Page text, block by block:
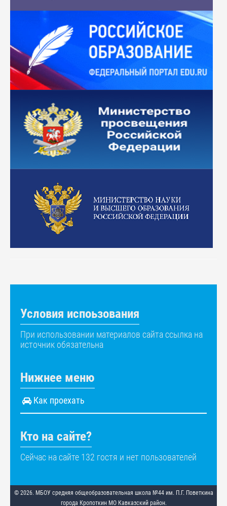
Условия испоьзования
При использовании материалов сайта ссылка на
источник обязательна
Нижнее меню
Как проехать
Кто на сайте?
Сейчас на сайте 132 гостя и нет пользователей
© 2026. МБОУ средняя общеобразовательная школа №44 им. П.Г. Поветкина
города Кропоткин МО Кавказский район.